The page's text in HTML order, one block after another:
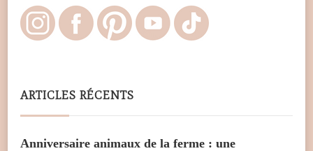
ARTICLES RÉCENTS
Anniversaire animaux de la ferme : une